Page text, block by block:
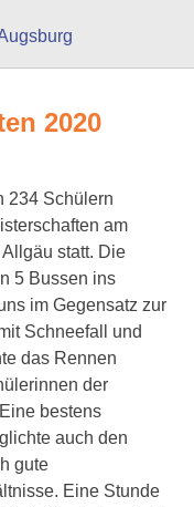
2020
234 Schülern
am
statt. Die
5 Bussen ins
im Gegensatz zur
Schneefall und
das Rennen
der
bestens
auch den
gute
Eine Stunde